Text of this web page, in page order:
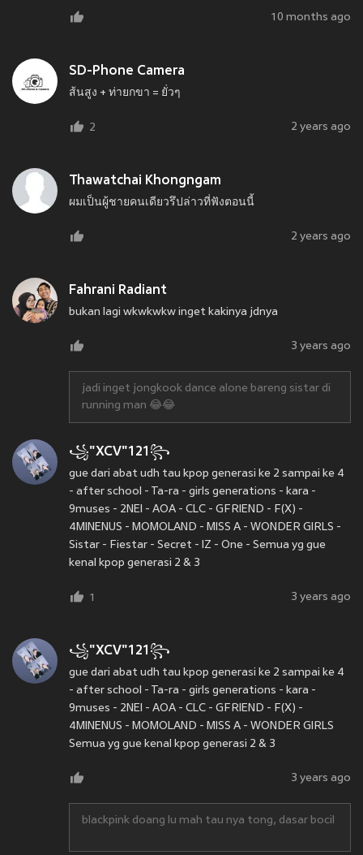
10 months ago
SD-Phone Camera
ส้นสูง + ท่ายกขา = ยั่วๆ
2 2 years ago
Thawatchai Khongngam
ผมเป็นผู้ชายคนเดียวรึปล่าวที่ฟังตอนนี้
2 years ago
Fahrani Radiant
bukan lagi wkwkwkw inget kakinya jdnya
3 years ago
jadi inget jongkook dance alone bareng sistar di
running man 😂😂
꧁"XCV"121꧂
gue dari abat udh tau kpop generasi ke 2 sampai ke 4
- after school - Ta-ra - girls generations - kara -
9muses - 2NEI - AOA - CLC - GFRIEND - F(X) -
4MINENUS - MOMOLAND - MISS A - WONDER GIRLS -
Sistar - Fiestar - Secret - IZ - One - Semua yg gue
kenal kpop generasi 2 & 3
1 3 years ago
꧁"XCV"121꧂
gue dari abat udh tau kpop generasi ke 2 sampai ke 4
- after school - Ta-ra - girls generations - kara -
9muses - 2NEI - AOA - CLC - GFRIEND - F(X) -
4MINENUS - MOMOLAND - MISS A - WONDER GIRLS
Semua yg gue kenal kpop generasi 2 & 3
3 years ago
blackpink doang lu mah tau nya tong, dasar bocil